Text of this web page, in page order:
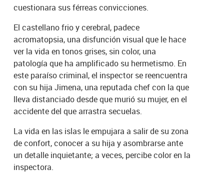
cuestionara sus férreas convicciones.
El castellano frio y cerebral, padece
acromatopsia, una disfunción visual que le hace
ver la vida en tonos grises, sin color, una
patología que ha amplificado su hermetismo. En
este paraíso criminal, el inspector se reencuentra
con su hija Jimena, una reputada chef con la que
lleva distanciado desde que murió su mujer, en el
accidente del que arrastra secuelas.
La vida en las islas le empujara a salir de su zona
de confort, conocer a su hija y asombrarse ante
un detalle inquietante; a veces, percibe color en la
inspectora.